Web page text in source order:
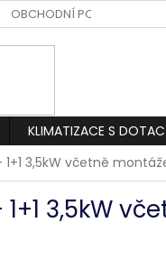
OBCHODNÍ PODMÍNKY
KLIMATIZACE S
3,5kW včetně
3,5kW